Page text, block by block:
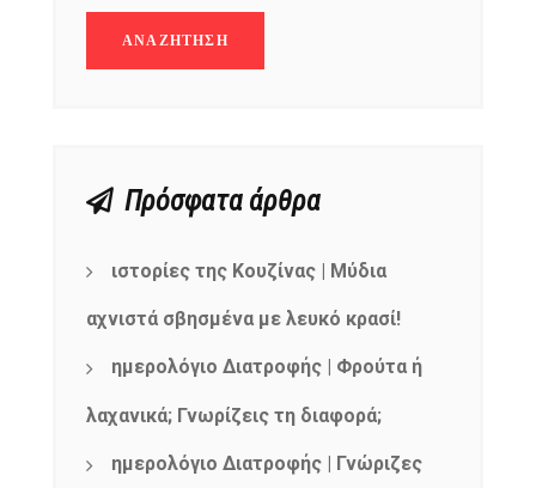
Πρόσφατα άρθρα
ιστορίες της Κουζίνας | Μύδια
αχνιστά σβησμένα με λευκό κρασί!
ημερολόγιο Διατροφής | Φρούτα ή
λαχανικά; Γνωρίζεις τη διαφορά;
ημερολόγιο Διατροφής | Γνώριζες